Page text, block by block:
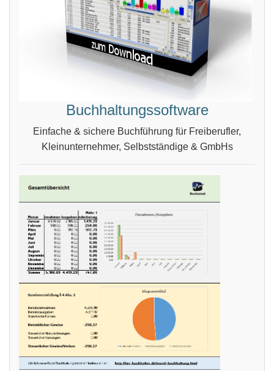
Buchhaltungssoftware
Einfache & sichere Buchführung für Freiberufler,
Kleinunternehmer, Selbstständige & GmbHs